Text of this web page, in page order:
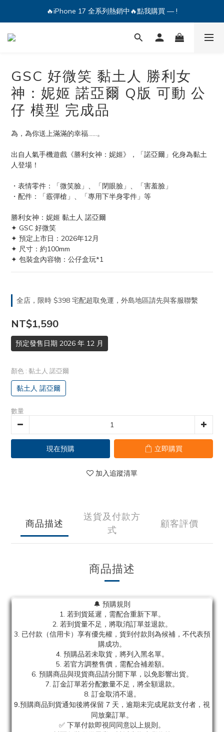
🔥iPhone 17 全系列熱銷中🔥點我購買 — !
🔥iPhone 17 全系列熱銷中🔥點我購買 — !
💕加入Q哥 Line 新好友領優惠券！🎫
GSC 好微笑 黏土人 勝利女
神：妮姬 諾亞爾 Q版 可動 公
仔 模型 完成品
為，為你送上滿滿的幸福……。
出自人氣手機遊戲《勝利女神：妮姬》，「諾亞爾」化身為黏土
人登場！
・表情零件：「微笑臉」、「閉眼臉」、「害羞臉」
・配件：「霰彈槍」、「專用下半身零件」等
勝利女神：妮姬 黏土人 諾亞爾
✦ GSC 好微笑
✦ 預定上市日：2026年12月
✦ 尺寸：約100mm
✦ 包裝盒內容物：公仔盒玩*1
全店，限時 $398 宅配超取免運，外島地區請先與客服聯繫
NT$1,590
預定發售日期 2026 年 12 月
顏色 : 黏土人 諾亞爾
黏土人 諾亞爾
數量
現在預購 立即購買
加入追蹤清單
商品描述
送貨及付款方
式
顧客評價
商品描述
🔔 預購規則
1. 若到貨延遲，需配合重新下單。
2. 若到貨量不足，將取消訂單並退款。
3. 已付款（信用卡）享有優先權，貨到付款則為候補，不代表預
購成功。
4. 預購品若未取貨，將列入黑名單。
5. 若官方調整售價，需配合補差額。
6. 預購商品與現貨商品請分開下單，以免影響出貨。
7. 訂金訂單若分配數量不足，將全額退款。
8. 訂金取消不退。
9.預購商品到貨通知後將保留 7 天，逾期未完成尾款支付者，視
同放棄訂單。
✅ 下單付款即視同同意以上規則。